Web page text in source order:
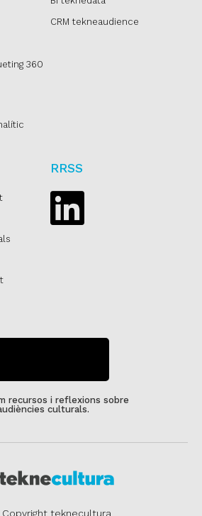
360
CRM tekneaudience
RRSS
recursos i reflexions sobre
culturals.
Copyright teknecultura